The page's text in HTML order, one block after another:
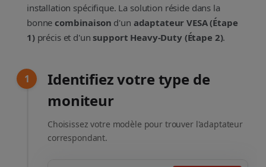
installation spécifique. La solution réside dans la
bonnecombinaison d'un adaptateur VESA (Étape
1)précis et d'unsupport Heavy-Duty (Étape 2).
1
Identifiez votre type de
moniteur
Choisissez votre modèle pour trouver l'adaptateur
correspondant.